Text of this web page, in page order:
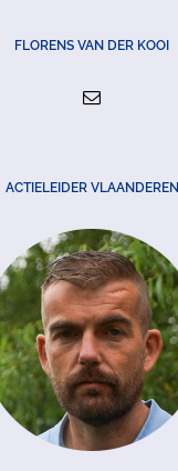
FLORENS VAN DER KOOI
ACTIELEIDER VLAANDEREN